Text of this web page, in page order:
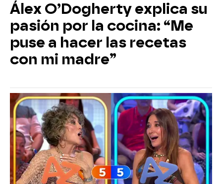
Álex O’Dogherty explica su
pasión por la cocina: “Me
puse a hacer las recetas
con mi madre”